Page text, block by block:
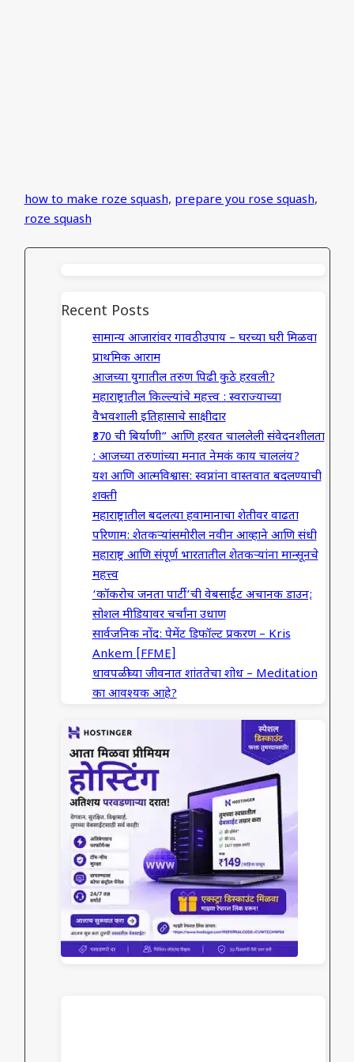
how to make roze squash, prepare you rose squash,
roze squash
Recent Posts
सामान्य आजारांवर गावठी उपाय – घरच्या घरी मिळवा
प्राथमिक आराम
आजच्या युगातील तरुण पिढी कुठे हरवली?
महाराष्ट्रातील किल्ल्यांचे महत्त्व : स्वराज्याच्या
वैभवशाली इतिहासाचे साक्षीदार
₹370 ची बिर्याणी” आणि हरवत चाललेली संवेदनशीलता
: आजच्या तरुणांच्या मनात नेमकं काय चाललंय?
यश आणि आत्मविश्वास: स्वप्नांना वास्तवात बदलण्याची
शक्ती
महाराष्ट्रातील बदलत्या हवामानाचा शेतीवर वाढता
परिणाम: शेतकऱ्यांसमोरील नवीन आव्हाने आणि संधी
महाराष्ट्र आणि संपूर्ण भारतातील शेतकऱ्यांना मान्सूनचे
महत्त्व
‘कॉकरोच जनता पार्टी’ची वेबसाईट अचानक डाउन;
सोशल मीडियावर चर्चांना उधाण
सार्वजनिक नोंद: पेमेंट डिफॉल्ट प्रकरण – Kris
Ankem [FFME]
धावपळीच्या जीवनात शांततेचा शोध – Meditation
का आवश्यक आहे?